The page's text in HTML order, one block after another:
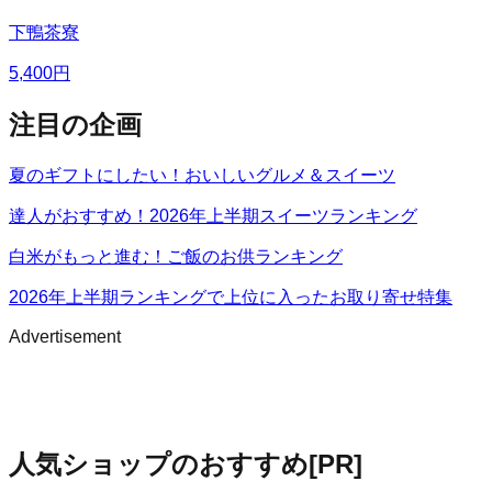
下鴨茶寮
5,400円
注目の企画
夏のギフトにしたい！おいしいグルメ＆スイーツ
達人がおすすめ！2026年上半期スイーツランキング
白米がもっと進む！ご飯のお供ランキング
2026年上半期ランキングで上位に入ったお取り寄せ特集
Advertisement
人気ショップのおすすめ[PR]